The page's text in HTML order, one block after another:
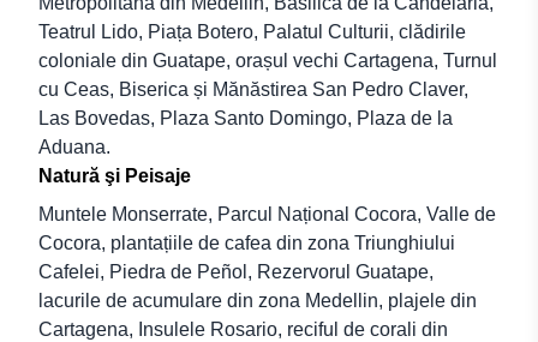
Teatrul Lido, Piața Botero, Palatul Culturii, clădirile
coloniale din Guatape, orașul vechi Cartagena, Turnul
cu Ceas, Biserica și Mănăstirea San Pedro Claver,
Las Bovedas, Plaza Santo Domingo, Plaza de la
Aduana.
Natură şi Peisaje
Muntele Monserrate, Parcul Național Cocora, Valle de
Cocora, plantațiile de cafea din zona Triunghiului
Cafelei, Piedra de Peñol, Rezervorul Guatape,
lacurile de acumulare din zona Medellin, plajele din
Cartagena, Insulele Rosario, reciful de corali din